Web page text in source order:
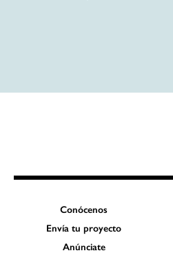
Conócenos
Envía tu proyecto
Anúnciate